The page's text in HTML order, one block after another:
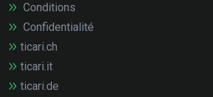
Conditions
Confidentialité
ticari.ch
ticari.it
ticari.de